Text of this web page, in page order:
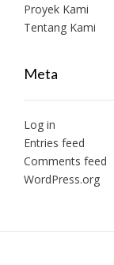
Proyek Kami
Tentang Kami
Meta
Log in
Entries feed
Comments feed
WordPress.org